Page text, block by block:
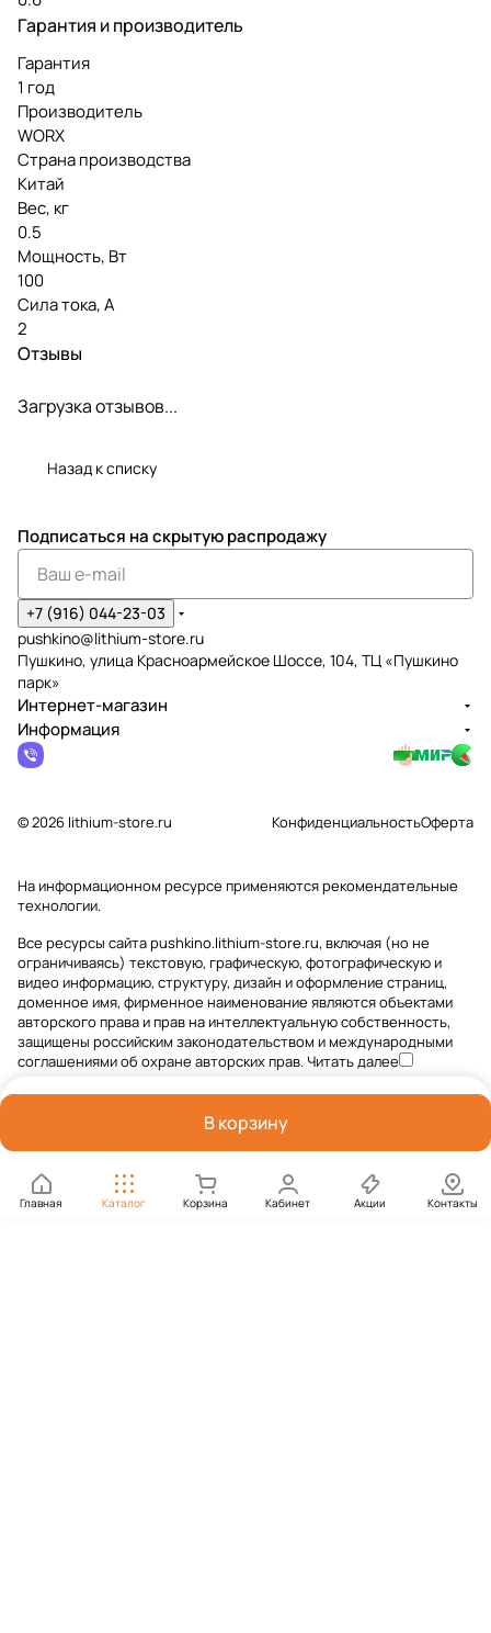
Гарантия и производитель
Гарантия
1 год
Производитель
WORX
Страна производства
Китай
Вес, кг
0.5
Мощность, Вт
100
Сила тока, А
2
Отзывы
Загрузка отзывов...
Назад к списку
В корзину
Главная Каталог Корзина Кабинет Акции Контакты
Подписаться на скрытую распродажу
+7 (916) 044-23-03
pushkino@lithium-store.ru
Пушкино, улица Красноармейское Шоссе, 104, ТЦ «Пушкино
парк»
Интернет-магазин
Информация
© 2026 lithium-store.ru КонфиденциальностьОферта
На информационном ресурсе применяютсярекомендательные
технологии.
Все ресурсы сайта pushkino.lithium-store.ru, включая (но не
ограничиваясь) текстовую, графическую, фотографическую и
видео информацию, структуру, дизайн и оформление страниц,
доменное имя, фирменное наименование являются объектами
авторского права и прав на интеллектуальную собственность,
защищены российским законодательством и международными
соглашениями об охране авторских прав.Читать далее